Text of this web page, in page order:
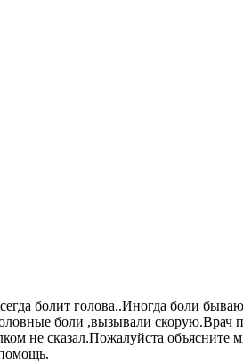
болит голова..Иногда боли
боли ,вызывали
не сказал.Пожалуйста